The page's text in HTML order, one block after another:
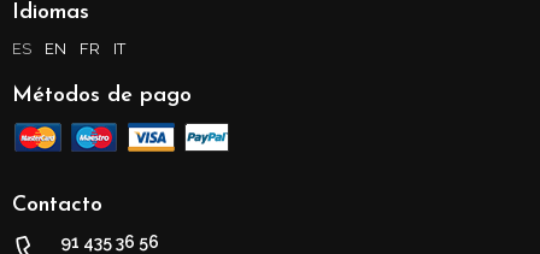
Idiomas
ES EN FR IT
Métodos de pago
Contacto
91 435 36 56